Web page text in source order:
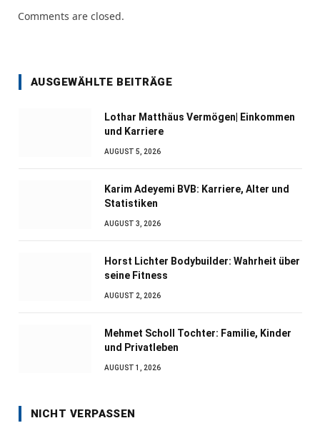
Comments are closed.
AUSGEWÄHLTE BEITRÄGE
Lothar Matthäus Vermögen| Einkommen
und Karriere
AUGUST 5, 2026
Karim Adeyemi BVB: Karriere, Alter und
Statistiken
AUGUST 3, 2026
Horst Lichter Bodybuilder: Wahrheit über
seine Fitness
AUGUST 2, 2026
Mehmet Scholl Tochter: Familie, Kinder
und Privatleben
AUGUST 1, 2026
NICHT VERPASSEN